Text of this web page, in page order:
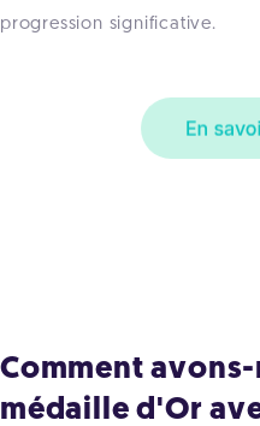
progression significative.
Comment
médaille d'Or